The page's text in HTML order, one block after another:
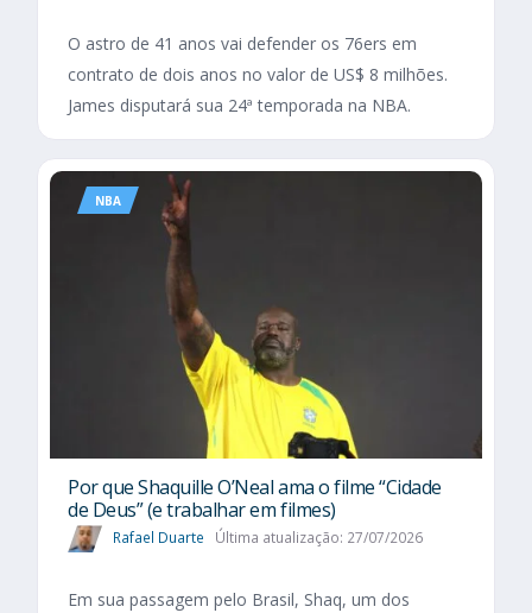
O astro de 41 anos vai defender os 76ers em
contrato de dois anos no valor de US$ 8 milhões.
James disputará sua 24ª temporada na NBA.
NBA
Por que Shaquille O’Neal ama o filme “Cidade
de Deus” (e trabalhar em filmes)
Rafael Duarte Última atualização: 27/07/2026
Em sua passagem pelo Brasil, Shaq, um dos